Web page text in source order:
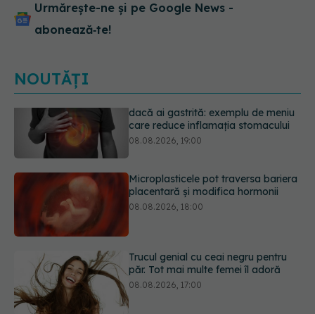
Urmărește-ne și pe Google News -
abonează‑te!
NOUTĂȚI
Microplasticele pot traversa bariera
placentară și modifica hormonii
Trucul genial cu ceai negru pentru
Medicamentul folosit de peste 60 de